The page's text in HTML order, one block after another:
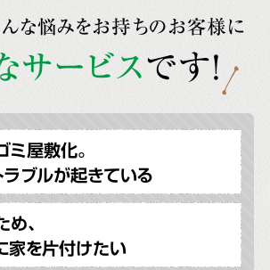
んな悩みをお持ちのお客様に
サービスです!
屋敷化。
ラブルが起きている
、
家を片付けたい